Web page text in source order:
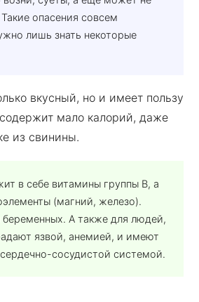
опасения совсем
лишь знать некоторые
вкусный, но и имеет пользу
мало калорий, даже
из свинины.
в себе витамины группы В, а
(магний, железо).
беременных. А также для людей,
язвой, анемией, и имеют
сосудистой системой.